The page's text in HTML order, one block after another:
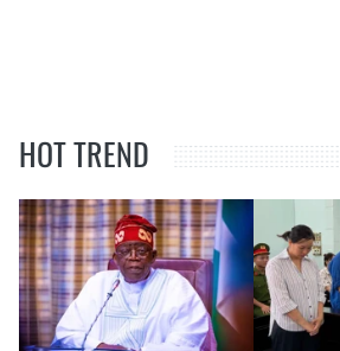
HOT TREND